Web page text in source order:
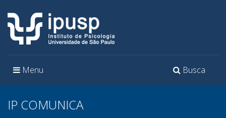
Toggle
Busca
Toggle
Menu
IP COMUNICA